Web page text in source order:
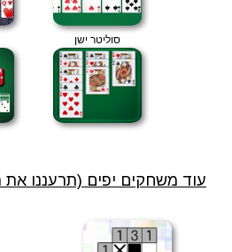
סוליטר ישן
עוד משחקים יפים (תרעננו